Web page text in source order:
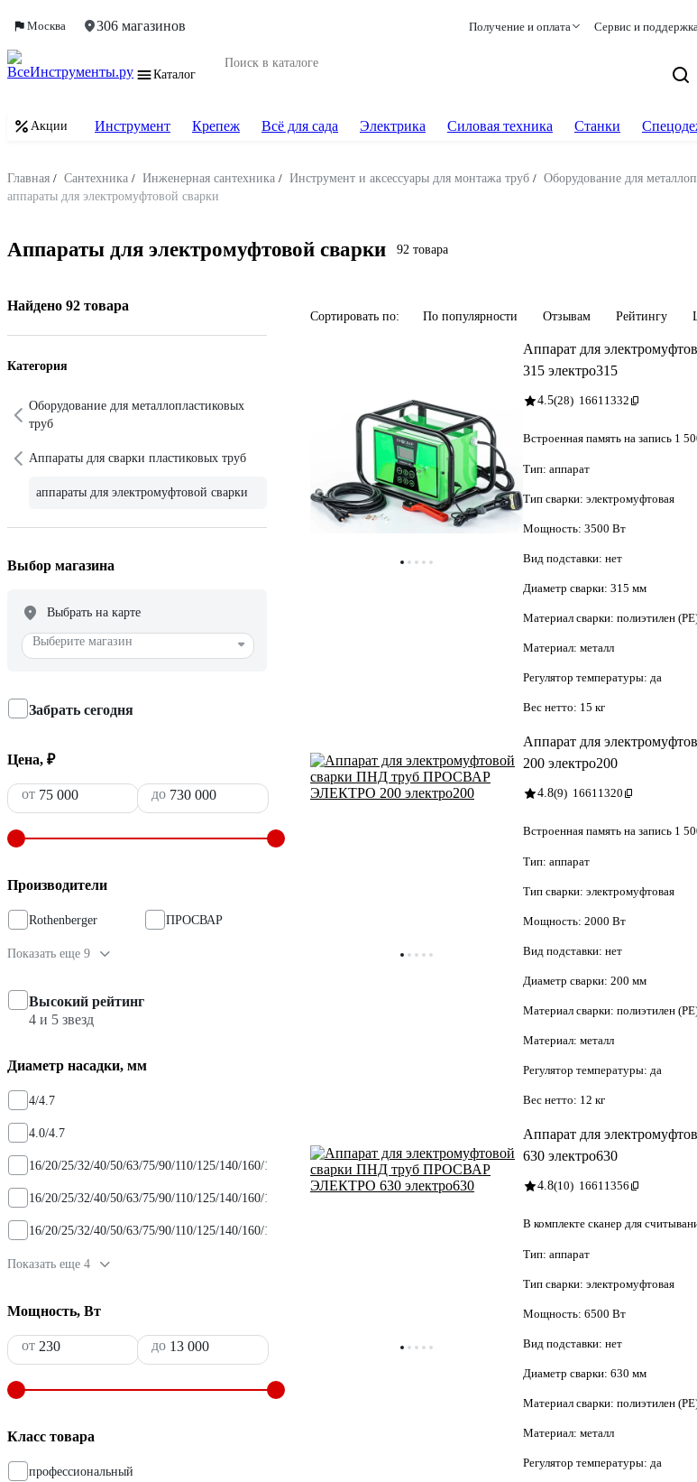
Москва 306 магазинов Получение и оплата Сервис и
Каталог
Акции Инструмент Крепеж Всё для сада Электрика Силовая техника Станки
Главная / Сантехника / Инженерная сантехника / Инструмент и аксессуары для монтажа труб / Оборудование для
аппараты для электромуфтовой сварки
Аппараты для электромуфтовой сварки 92 товара
Найдено 92 товара
Категория
Оборудование для металлопластиковых
труб
Аппараты для сварки пластиковых труб
аппараты для электромуфтовой сварки
Выбор магазина
Выбрать на карте
Выберите магазин
Забрать сегодня
Цена, ₽
от до
Производители
Rothenberger ПРОСВАР
Показать еще 9
Высокий рейтинг
4 и 5 звезд
Диаметр насадки, мм
4/4.7
4.0/4.7
16/20/25/32/40/50/63/75/90/110/125/140/160/180/200
16/20/25/32/40/50/63/75/90/110/125/140/160/180/200/225/250/280/315
16/20/25/32/40/50/63/75/90/110/125/140/160/180/200/225/250/280/315/355/400/450/500/560/630
Показать еще 4
Мощность, Вт
от до
Класс товара
профессиональный
Сортировать по: По популярности Отзывам Рейтингу
Аппарат для
315 электро315
4.5(28) 16611332
Встроенная память на запись 1
Тип: аппарат
Тип сварки: электромуфтовая
Мощность: 3500 Вт
Вид подставки: нет
Диаметр сварки: 315 мм
Материал сварки: полиэтилен
Материал: металл
Регулятор температуры: да
Вес нетто: 15 кг
Аппарат для
200 электро200
4.8(9) 16611320
Встроенная память на запись 1
Тип: аппарат
Тип сварки: электромуфтовая
Мощность: 2000 Вт
Вид подставки: нет
Диаметр сварки: 200 мм
Материал сварки: полиэтилен
Материал: металл
Регулятор температуры: да
Вес нетто: 12 кг
Аппарат для
630 электро630
4.8(10) 16611356
В комплекте сканер для
Тип: аппарат
Тип сварки: электромуфтовая
Мощность: 6500 Вт
Вид подставки: нет
Диаметр сварки: 630 мм
Материал сварки: полиэтилен
Материал: металл
Регулятор температуры: да